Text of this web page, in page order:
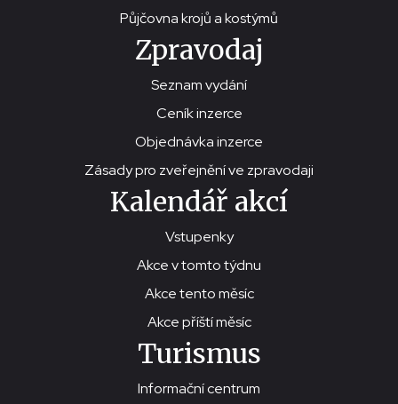
Půjčovna krojů a kostýmů
Zpravodaj
Seznam vydání
Ceník inzerce
Objednávka inzerce
Zásady pro zveřejnění ve zpravodaji
Kalendář akcí
Vstupenky
Akce v tomto týdnu
Akce tento měsíc
Akce příští měsíc
Turismus
Informační centrum